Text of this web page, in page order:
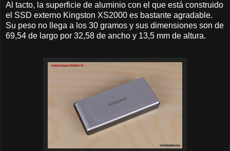
Al tacto, la superficie de aluminio con el que está construido
el SSD externo Kingston XS2000 es bastante agradable.
Su peso no llega a los 30 gramos y sus dimensiones son de
69,54 de largo por 32,58 de ancho y 13,5 mm de altura.